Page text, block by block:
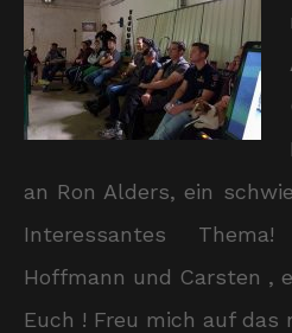
an Ron Alders, ein
Interessantes
Hoffmann und Carsten ,
Euch ! Freu mich auf das